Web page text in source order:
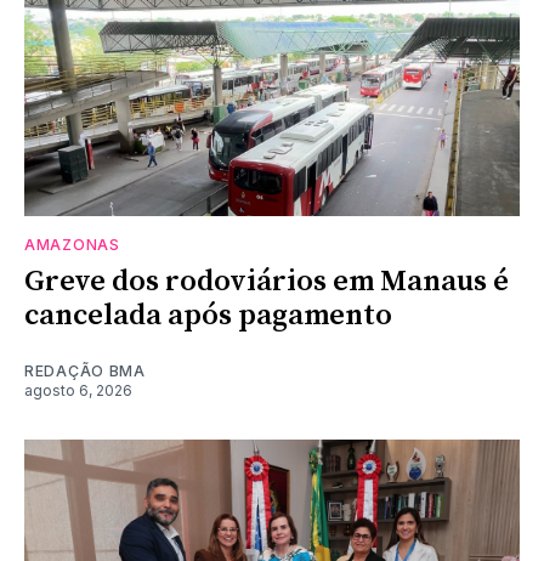
AMAZONAS
Greve dos rodoviários em Manaus é
cancelada após pagamento
REDAÇÃO BMA
agosto 6, 2026